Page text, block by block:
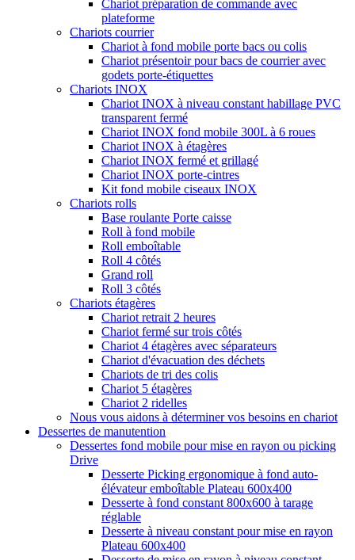
Chariot préparation de commande avec
plateforme
Chariots courrier
Chariot à fond mobile porte bacs ou colis
Chariot présentoir pour bacs de courrier avec
godets porte-étiquettes
Chariots INOX
Chariot INOX à niveau constant habillage PVC
transparent fermé
Chariot INOX fond mobile 300L à 6 roues
Chariot INOX à étagères
Chariot INOX fermé et grillagé
Chariot INOX porte-cintres
Kit fond mobile ciseaux INOX
Chariots rolls
Base roulante Porte caisse
Roll à fond mobile
Roll emboîtable
Roll 4 côtés
Grand roll
Roll 3 côtés
Chariots étagères
Chariot retrait 2 heures
Chariot fermé sur trois côtés
Chariot 4 étagères avec séparateurs
Chariot d'évacuation des déchets
Chariots de tri des colis
Chariot 5 étagères
Chariot 2 ridelles
Nous vous aidons à déterminer vos besoins en chariot
Dessertes de manutention
Dessertes fond mobile pour mise en rayon ou picking
Drive
Desserte Picking ergonomique à fond auto-
élévateur emboîtable Plateau 600x400
Desserte à fond constant 800x600 à tarage
réglable
Desserte à niveau constant pour mise en rayon
Plateau 600x400